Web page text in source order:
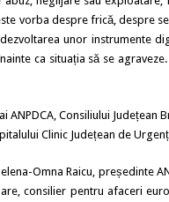
vorba despre frică, despre
unor instrumente
ca situația să se
ANPDCA, Consiliului
Clinic Județean de
Omna Raicu, președinte
consilier pentru afaceri